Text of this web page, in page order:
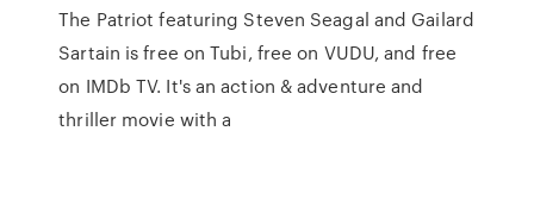
The Patriot featuring Steven Seagal and Gailard
Sartain is free on Tubi, free on VUDU, and free
on IMDb TV. It's an action & adventure and
thriller movie with a